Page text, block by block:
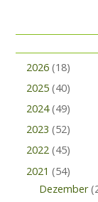
2026 (18)
2025 (40)
2024 (49)
2023 (52)
2022 (45)
2021 (54)
Dezember